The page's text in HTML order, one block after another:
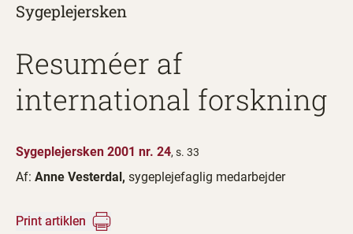
Sygeplejersken
Resuméer af
international forskning
Sygeplejersken 2001 nr. 24, s. 33
Af: Anne Vesterdal, sygeplejefaglig medarbejder
Print artiklen